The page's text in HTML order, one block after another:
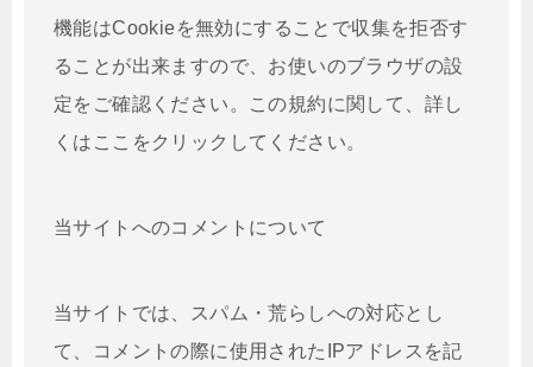
機能はCookieを無効にすることで収集を拒否す
ることが出来ますので、お使いのブラウザの設
定をご確認ください。この規約に関して、詳し
くはここをクリックしてください。
当サイトへのコメントについて
当サイトでは、スパム・荒らしへの対応とし
て、コメントの際に使用されたIPアドレスを記